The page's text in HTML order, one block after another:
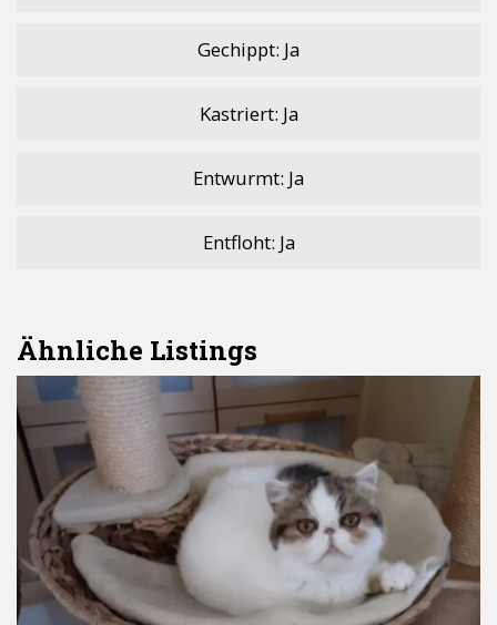
Gechippt: Ja
Kastriert: Ja
Entwurmt: Ja
Entfloht: Ja
Ähnliche Listings